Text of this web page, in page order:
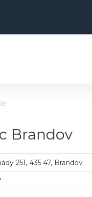
Brandov
251, 435 47, Brandov